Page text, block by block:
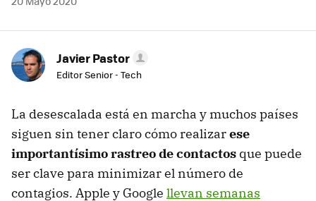
Javier Pastor
Editor Senior - Tech
La desescalada está en marcha y muchos países
siguen sin tener claro cómo realizarese
importantísimo rastreo de contactos que puede
ser clave para minimizar el número de
contagios. Apple y Google llevan semanas